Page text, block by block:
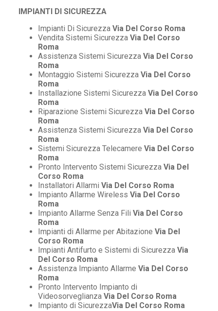
IMPIANTI DI SICUREZZA
Impianti Di Sicurezza Via Del Corso Roma
Vendita Sistemi Sicurezza Via Del Corso
Roma
Assistenza Sistemi Sicurezza Via Del Corso
Roma
Montaggio Sistemi Sicurezza Via Del Corso
Roma
Installazione Sistemi Sicurezza Via Del Corso
Roma
Riparazione Sistemi Sicurezza Via Del Corso
Roma
Assistenza Sistemi Sicurezza Via Del Corso
Roma
Sistemi Sicurezza Telecamere Via Del Corso
Roma
Pronto Intervento Sistemi Sicurezza Via Del
Corso Roma
Installatori Allarmi Via Del Corso Roma
Impianto Allarme Wireless Via Del Corso
Roma
Impianto Allarme Senza Fili Via Del Corso
Roma
Impianti di Allarme per Abitazione Via Del
Corso Roma
Impianti Antifurto e Sistemi di Sicurezza Via
Del Corso Roma
Assistenza Impianto Allarme Via Del Corso
Roma
Pronto Intervento Impianto di
Videosorveglianza Via Del Corso Roma
Impianto di SicurezzaVia Del Corso Roma